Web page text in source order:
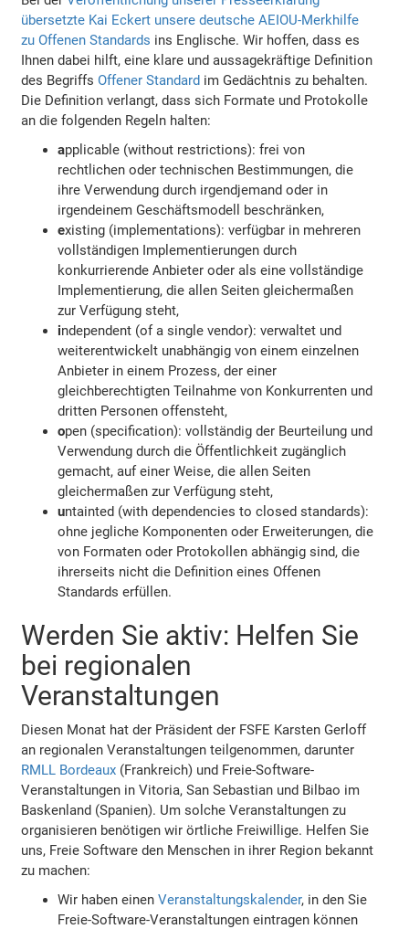
übersetzte Kai Eckert unsere deutsche AEIOU-Merkhilfe
zu Offenen Standards ins Englische. Wir hoffen, dass es
Ihnen dabei hilft, eine klare und aussagekräftige Definition
des BegriffsOffener Standard im Gedächtnis zu behalten.
Die Definition verlangt, dass sich Formate und Protokolle
an die folgenden Regeln halten:
applicable (without restrictions): frei von
rechtlichen oder technischen Bestimmungen, die
ihre Verwendung durch irgendjemand oder in
irgendeinem Geschäftsmodell beschränken,
existing (implementations): verfügbar in mehreren
vollständigen Implementierungen durch
konkurrierende Anbieter oder als eine vollständige
Implementierung, die allen Seiten gleichermaßen
zur Verfügung steht,
independent (of a single vendor): verwaltet und
weiterentwickelt unabhängig von einem einzelnen
Anbieter in einem Prozess, der einer
gleichberechtigten Teilnahme von Konkurrenten und
dritten Personen offensteht,
open (specification): vollständig der Beurteilung und
Verwendung durch die Öffentlichkeit zugänglich
gemacht, auf einer Weise, die allen Seiten
gleichermaßen zur Verfügung steht,
untainted (with dependencies to closed standards):
ohne jegliche Komponenten oder Erweiterungen, die
von Formaten oder Protokollen abhängig sind, die
ihrerseits nicht die Definition eines Offenen
Standards erfüllen.
Werden Sie aktiv: Helfen Sie
bei regionalen
Veranstaltungen
Diesen Monat hat der Präsident der FSFE Karsten Gerloff
an regionalen Veranstaltungen teilgenommen, darunter
RMLL Bordeaux (Frankreich) und Freie-Software-
Veranstaltungen in Vitoria, San Sebastian und Bilbao im
Baskenland (Spanien). Um solche Veranstaltungen zu
organisieren benötigen wir örtliche Freiwillige. Helfen Sie
uns, Freie Software den Menschen in ihrer Region bekannt
zu machen:
Wir haben einenVeranstaltungskalender, in den Sie
Freie-Software-Veranstaltungen eintragen können